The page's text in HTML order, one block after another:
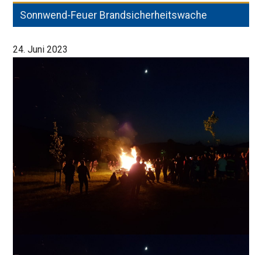
Sonnwend-Feuer Brandsicherheitswache
24. Juni 2023